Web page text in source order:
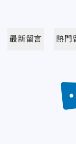
最新留言 熱門